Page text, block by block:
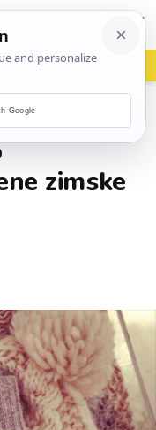
woot?!
07. studenoga 2016.
zimske
Google